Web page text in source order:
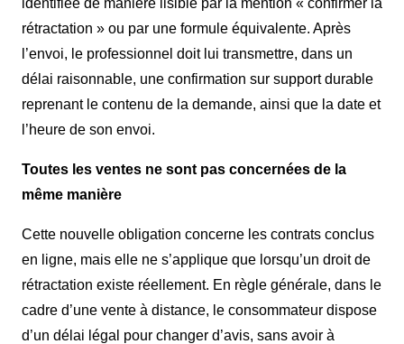
rétractation » ou par une formule équivalente. Après
l’envoi, le professionnel doit lui transmettre, dans un
délai raisonnable, une confirmation sur support durable
reprenant le contenu de la demande, ainsi que la date et
l’heure de son envoi.
Toutes les ventes ne sont pas concernées de la
même manière
Cette nouvelle obligation concerne les contrats conclus
en ligne, mais elle ne s’applique que lorsqu’un droit de
rétractation existe réellement. En règle générale, dans le
cadre d’une vente à distance, le consommateur dispose
d’un délai légal pour changer d’avis, sans avoir à